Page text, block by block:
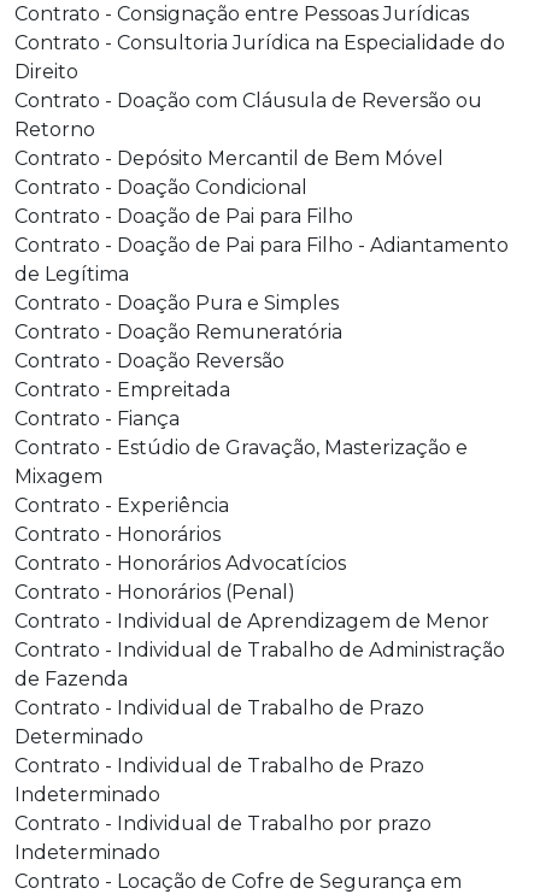
Contrato - Consignação entre Pessoas Jurídicas
Contrato - Consultoria Jurídica na Especialidade do
Direito
Contrato - Doação com Cláusula de Reversão ou
Retorno
Contrato - Depósito Mercantil de Bem Móvel
Contrato - Doação Condicional
Contrato - Doação de Pai para Filho
Contrato - Doação de Pai para Filho - Adiantamento
de Legítima
Contrato - Doação Pura e Simples
Contrato - Doação Remuneratória
Contrato - Doação Reversão
Contrato - Empreitada
Contrato - Fiança
Contrato - Estúdio de Gravação, Masterização e
Mixagem
Contrato - Experiência
Contrato - Honorários
Contrato - Honorários Advocatícios
Contrato - Honorários (Penal)
Contrato - Individual de Aprendizagem de Menor
Contrato - Individual de Trabalho de Administração
de Fazenda
Contrato - Individual de Trabalho de Prazo
Determinado
Contrato - Individual de Trabalho de Prazo
Indeterminado
Contrato - Individual de Trabalho por prazo
Indeterminado
Contrato - Locação de Cofre de Segurança em